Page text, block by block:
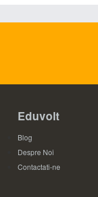
Eduvolt
Blog
Despre Noi
Contactati-ne